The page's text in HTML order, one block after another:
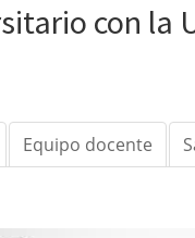
con la
Equipo docente